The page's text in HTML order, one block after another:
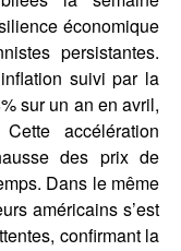
économique
persistantes.
suivi par la
sur un an en avril,
accélération
des prix de
Dans le même
américains s’est
confirmant la